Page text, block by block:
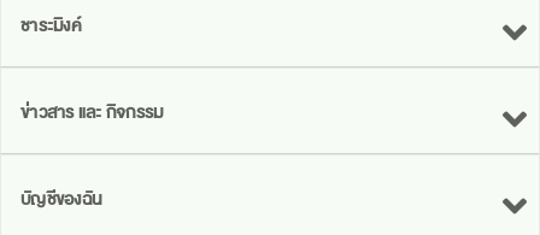
ชาระมิงค์
ข่าวสาร และ กิจกรรม
บัญชีของฉัน